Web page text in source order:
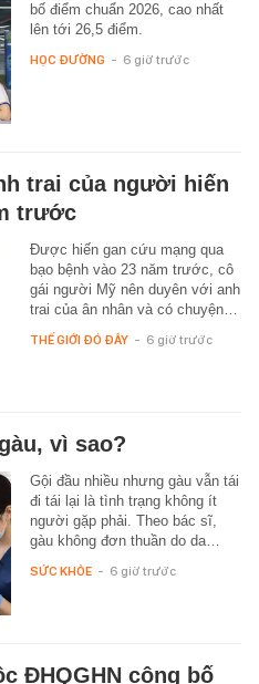
bố điểm chuẩn 2026, cao nhất
lên tới 26,5 điểm.
HỌC ĐƯỜNG - 6 giờ trước
trai của người hiến
trước
Được hiến gan cứu mạng qua
bạo bệnh vào 23 năm trước, cô
gái người Mỹ nên duyên với anh
trai của ân nhân và có chuyện…
THẾ GIỚI ĐÓ ĐÂY - 6 giờ trước
vì sao?
Gội đầu nhiều nhưng gàu vẫn tái
đi tái lại là tình trạng không ít
người gặp phải. Theo bác sĩ,
gàu không đơn thuần do da…
SỨC KHỎE - 6 giờ trước
ĐHQGHN công bố